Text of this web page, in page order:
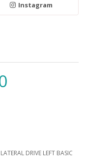
Instagram
DRIVE LEFT BASIC